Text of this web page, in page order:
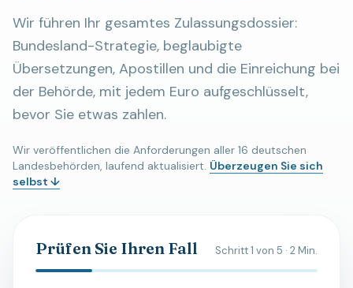
Wir führen Ihr gesamtes Zulassungsdossier:
Bundesland-Strategie, beglaubigte
Übersetzungen, Apostillen und die Einreichung bei
der Behörde, mit jedem Euro aufgeschlüsselt,
bevor Sie etwas zahlen.
Wir veröffentlichen die Anforderungen aller 16 deutschen
Landesbehörden, laufend aktualisiert. Überzeugen Sie sich
selbst ↓
Prüfen Sie Ihren Fall Schritt 1 von 5 · 2 Min.